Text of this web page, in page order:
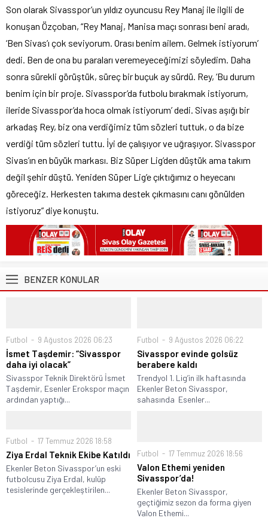
Son olarak Sivasspor’un yıldız oyuncusu Rey Manaj ile ilgili de
konuşan Özçoban, “Rey Manaj, Manisa maçı sonrası beni aradı,
‘Ben Sivas’ı çok seviyorum. Orası benim ailem. Gelmek istiyorum’
dedi. Ben de ona bu paraları veremeyeceğimizi söyledim. Daha
sonra sürekli görüştük, süreç bir buçuk ay sürdü. Rey, ‘Bu durum
benim için bir proje. Sivasspor’da futbolu bırakmak istiyorum,
ileride Sivasspor’da hoca olmak istiyorum’ dedi. Sivas aşığı bir
arkadaş Rey, biz ona verdiğimiz tüm sözleri tuttuk, o da bize
verdiği tüm sözleri tuttu. İyi de çalışıyor ve uğraşıyor. Sivasspor
Sivas’ın en büyük markası. Biz Süper Lig’den düştük ama takım
değil şehir düştü. Yeniden Süper Lig’e çıktığımız o heyecanı
göreceğiz. Herkesten takıma destek çıkmasını canı gönülden
istiyoruz” diye konuştu.
BENZER KONULAR
Futbol 9 Ağustos 2026 06:23
İsmet Taşdemir: “Sivasspor
daha iyi olacak”
Sivasspor Teknik Direktörü İsmet
Taşdemir, Esenler Erokspor maçın
ardından yaptığı...
Futbol 9 Ağustos 2026 06:22
Sivasspor evinde golsüz
berabere kaldı
Trendyol 1. Lig’in ilk haftasında
Ekenler Beton Sivasspor,
sahasında Esenler...
Futbol 17 Temmuz 2026 18:58
Ziya Erdal Teknik Ekibe Katıldı
Ekenler Beton Sivasspor’un eski
futbolcusu Ziya Erdal, kulüp
tesislerinde gerçekleştirilen...
Futbol 17 Temmuz 2026 18:56
Valon Ethemi yeniden
Sivasspor’da!
Ekenler Beton Sivasspor,
geçtiğimiz sezon da forma giyen
Valon Ethemi...